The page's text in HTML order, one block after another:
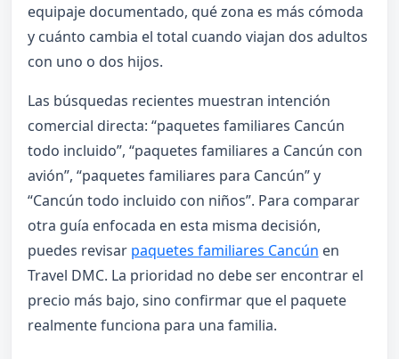
equipaje documentado, qué zona es más cómoda
y cuánto cambia el total cuando viajan dos adultos
con uno o dos hijos.
Las búsquedas recientes muestran intención
comercial directa: “paquetes familiares Cancún
todo incluido”, “paquetes familiares a Cancún con
avión”, “paquetes familiares para Cancún” y
“Cancún todo incluido con niños”. Para comparar
otra guía enfocada en esta misma decisión,
puedes revisar paquetes familiares Cancún en
Travel DMC. La prioridad no debe ser encontrar el
precio más bajo, sino confirmar que el paquete
realmente funciona para una familia.